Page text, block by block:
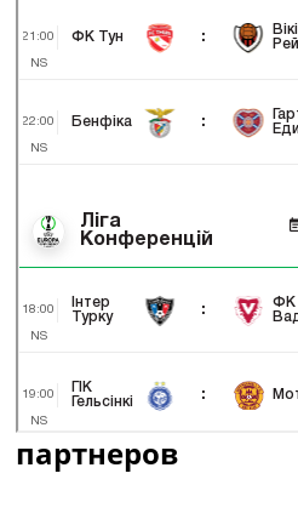
партнеров